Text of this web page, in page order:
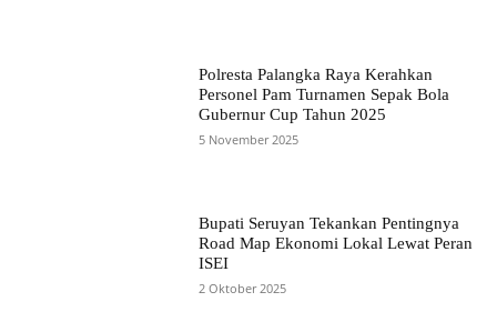
Polresta Palangka Raya Kerahkan
Personel Pam Turnamen Sepak Bola
Gubernur Cup Tahun 2025
5 November 2025
Bupati Seruyan Tekankan Pentingnya
Road Map Ekonomi Lokal Lewat Peran
ISEI
2 Oktober 2025